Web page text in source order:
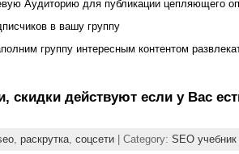
Аудиторию для публикации цепляющего
в вашу группу
группу интересным контентом
скидки действуют если у Вас
, раскрутка, соцсети| Category: SEO учебник